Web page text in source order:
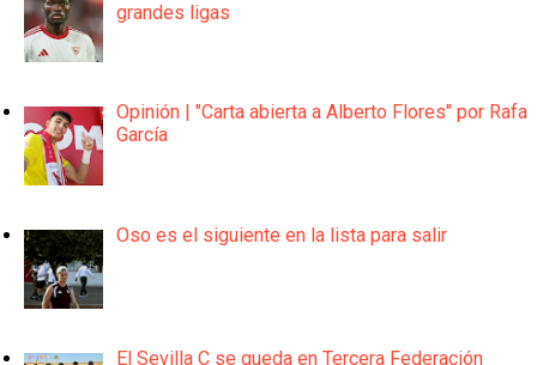
grandes ligas
Opinión | "Carta abierta a Alberto Flores" por Rafa
García
Oso es el siguiente en la lista para salir
El Sevilla C se queda en Tercera Federación